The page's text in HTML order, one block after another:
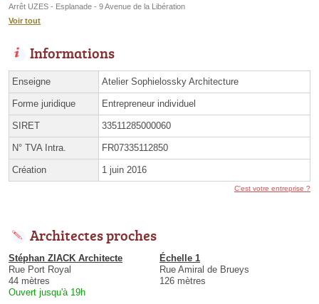
Arrêt UZES - Esplanade - 9 Avenue de la Libération
Voir tout
Informations
Enseigne Atelier Sophielossky Architecture
Forme juridique Entrepreneur individuel
SIRET 33511285000060
N° TVA Intra. FR07335112850
Création 1 juin 2016
C'est votre entreprise ?
Architectes proches
Stéphan ZIACK Architecte
Rue Port Royal
44 mètres
Ouvert jusqu'à 19h
Échelle 1
Rue Amiral de Brueys
126 mètres